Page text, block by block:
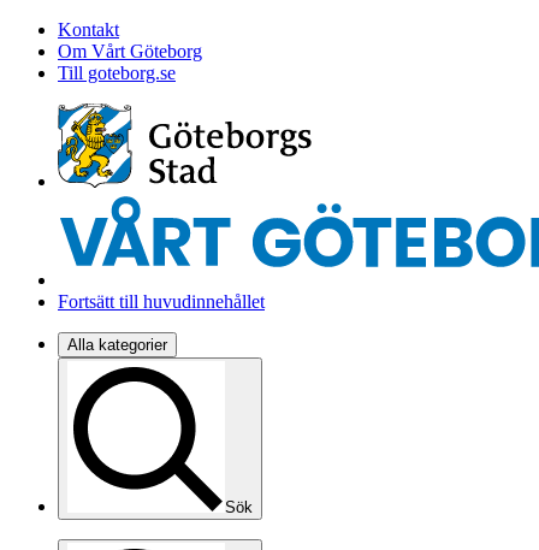
Kontakt
Om Vårt Göteborg
Till goteborg.se
Fortsätt till huvudinnehållet
Alla kategorier
Sök